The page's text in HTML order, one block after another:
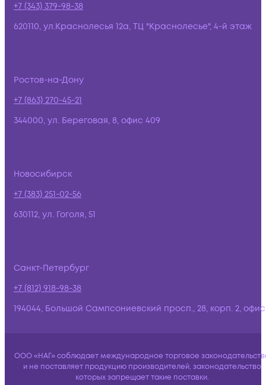
+7 (343) 379-98-38
620110, ул.Краснолесья 12а, ТЦ "Краснолесье", 4-й этаж
Ростов-на-Дону
+7 (863) 270-45-21
344000, ул. Береговая, 8, офис 409
Новосибирск
+7 (383) 251-02-56
630112, ул. Гоголя, 51
Санкт-Петербург
+7 (812) 918-98-38
194044, Большой Сампсониевский просп., 28, корп. 2,
ООО «НАГ» соблюдает международное торговое
и не поставляет продукцию производителей, законодательство
которых запрещает такие поставки.